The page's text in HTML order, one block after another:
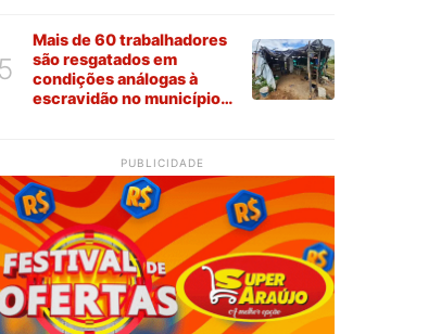
5
Mais de 60 trabalhadores
são resgatados em
condições análogas à
escravidão no município
PUBLICIDADE